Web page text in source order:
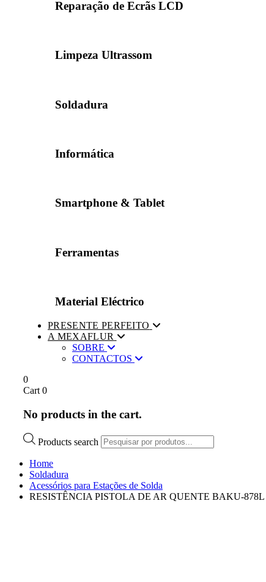
Reparação de Ecrãs LCD
Limpeza Ultrassom
Soldadura
Informática
Smartphone & Tablet
Ferramentas
Material Eléctrico
PRESENTE PERFEITO
A MEXAFLUR
SOBRE
CONTACTOS
0
Cart 0
No products in the cart.
Products search
Home
Soldadura
Acessórios para Estações de Solda
RESISTÊNCIA PISTOLA DE AR QUENTE BAKU-878L